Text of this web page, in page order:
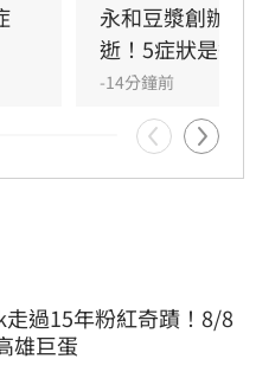
永和豆漿創辦
逝！5症狀是警
-14分鐘前
過15年粉紅奇蹟！8/8
雄巨蛋